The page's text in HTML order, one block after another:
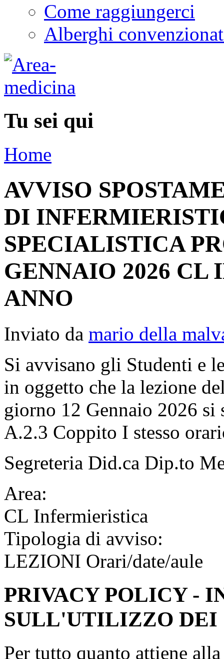
Come raggiungerci
Alberghi
Tu sei qui
Home
AVVISO
DI
SPECIALISTICA
GENNAIO 2026
ANNO
Inviato da mario della
Si avvisano gli Studenti e
in oggetto che la lezione
giorno 12 Gennaio 2026 si
A.2.3 Coppito I stesso
Segreteria Did.ca Dip.to
Area:
CL Infermieristica
Tipologia di avviso:
LEZIONI Orari/date/aule
PRIVACY POLICY -
SULL'UTILIZZO DEI
Per tutto quanto attiene